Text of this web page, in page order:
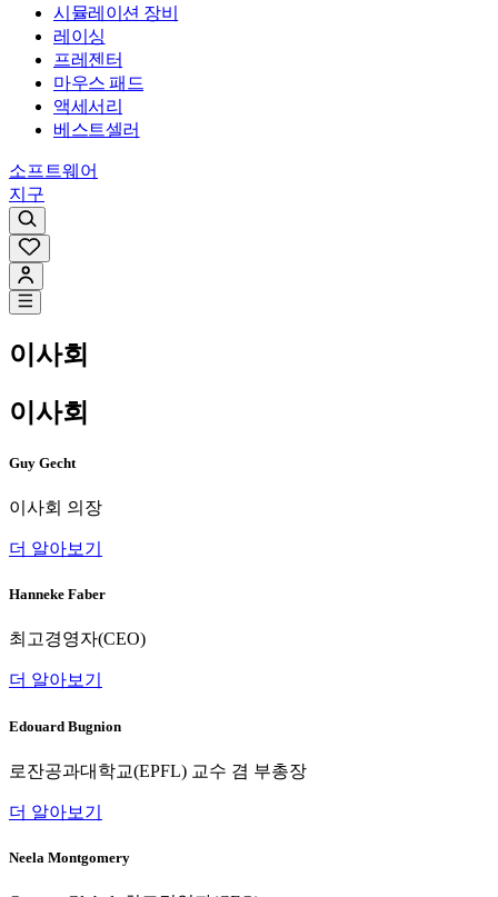
시뮬레이션 장비
레이싱
프레젠터
마우스 패드
액세서리
베스트셀러
소프트웨어
지구
이사회
이사회
Guy Gecht
이사회 의장
더 알아보기
Hanneke Faber
최고경영자(CEO)
더 알아보기
Edouard Bugnion
로잔공과대학교(EPFL) 교수 겸 부총장
더 알아보기
Neela Montgomery